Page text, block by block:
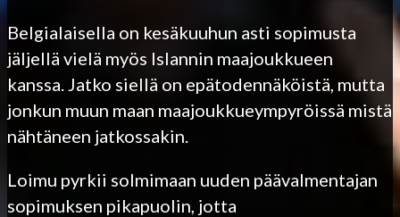
Belgialaisella on kesäkuuhun asti sopimusta
jäljellä vielä myös Islannin maajoukkueen
kanssa. Jatko siellä on epätodennäköistä, mutta
jonkun muun maan maajoukkueympyröissä mistä
nähtäneen jatkossakin.
Loimu pyrkii solmimaan uuden päävalmentajan
sopimuksen pikapuolin, jotta